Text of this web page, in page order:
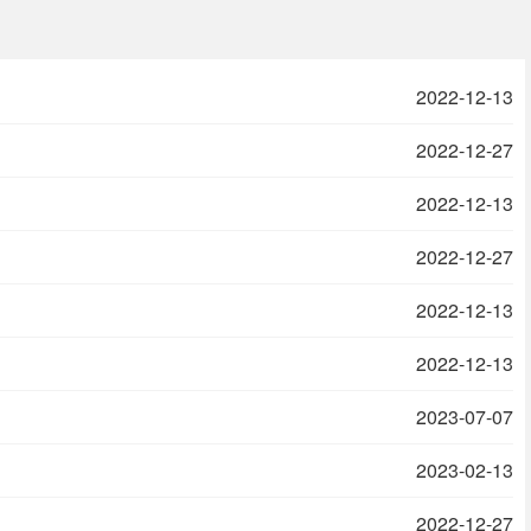
2022-12-13
2022-12-27
2022-12-13
2022-12-27
2022-12-13
2022-12-13
2023-07-07
2023-02-13
2022-12-27